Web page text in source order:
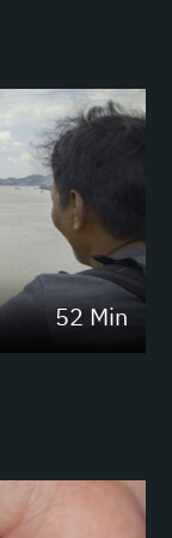
52 Min